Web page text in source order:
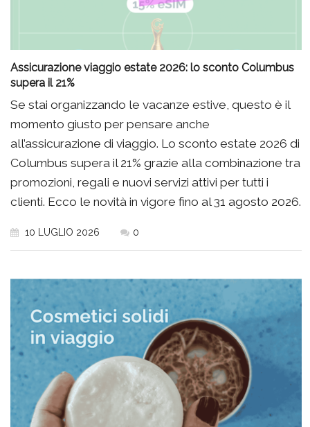
Assicurazione viaggio estate 2026: lo sconto Columbus
supera il 21%
Se stai organizzando le vacanze estive, questo è il
momento giusto per pensare anche
all’assicurazione di viaggio. Lo sconto estate 2026 di
Columbus supera il 21% grazie alla combinazione tra
promozioni, regali e nuovi servizi attivi per tutti i
clienti. Ecco le novità in vigore fino al 31 agosto 2026.
10 LUGLIO 2026 0